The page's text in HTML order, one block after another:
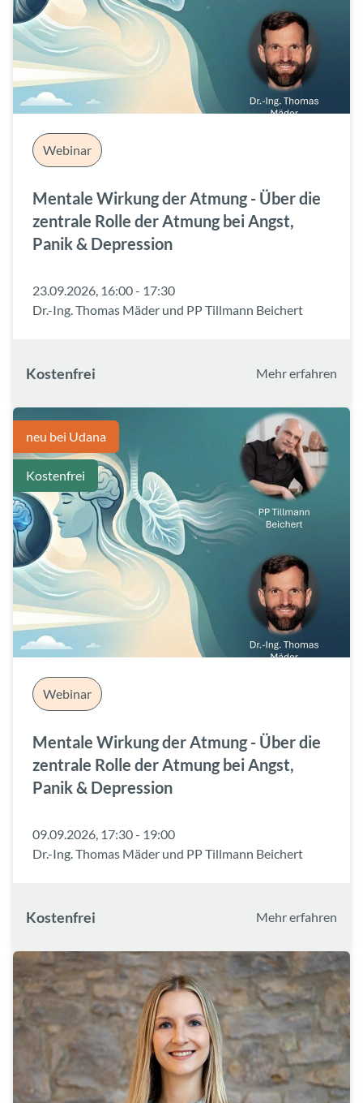
Webinar
Mentale Wirkung der Atmung - Über die
zentrale Rolle der Atmung bei Angst,
Panik & Depression
23.09.2026, 16:00 - 17:30
Dr.-Ing. Thomas Mäder und PP Tillmann Beichert
Kostenfrei Mehr erfahren
neu bei Udana
Kostenfrei
Webinar
Mentale Wirkung der Atmung - Über die
zentrale Rolle der Atmung bei Angst,
Panik & Depression
09.09.2026, 17:30 - 19:00
Dr.-Ing. Thomas Mäder und PP Tillmann Beichert
Kostenfrei Mehr erfahren